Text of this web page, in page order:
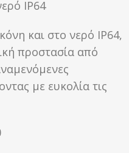
IP64
και στο νερό IP64,
προστασία από
με ευκολία τις